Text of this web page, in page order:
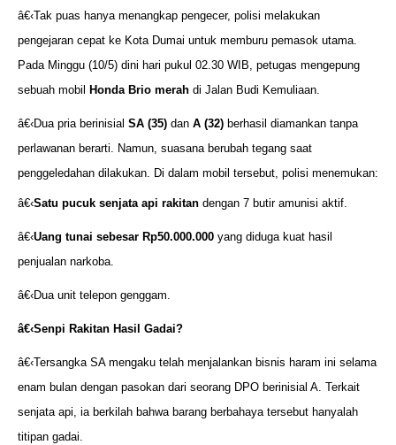
â€‹Tak puas hanya menangkap pengecer, polisi melakukan
pengejaran cepat ke Kota Dumai untuk memburu pemasok utama.
Pada Minggu (10/5) dini hari pukul 02.30 WIB, petugas mengepung
sebuah mobil
Honda Brio merah di Jalan Budi Kemuliaan.
â€‹Dua pria berinisial SA (35) dan A (32) berhasil diamankan tanpa
perlawanan berarti. Namun, suasana berubah tegang saat
penggeledahan dilakukan. Di dalam mobil tersebut, polisi menemukan:
â€‹Satu pucuk senjata api rakitan dengan 7 butir amunisi aktif.
â€‹Uang tunai sebesar Rp50.000.000 yang diduga kuat hasil
penjualan narkoba.
â€‹Dua unit telepon genggam.
â€‹Senpi Rakitan Hasil Gadai?
â€‹Tersangka SA mengaku telah menjalankan bisnis haram ini selama
enam bulan dengan pasokan dari seorang DPO berinisial A. Terkait
senjata api, ia berkilah bahwa barang berbahaya tersebut hanyalah
titipan gadai.